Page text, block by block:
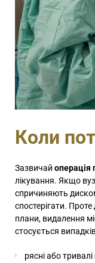
Коли
Зазвичай операція
лікування. Якщо
спричиняють
спостерігати.
плани, видалення
стосується
рясні або тривалі